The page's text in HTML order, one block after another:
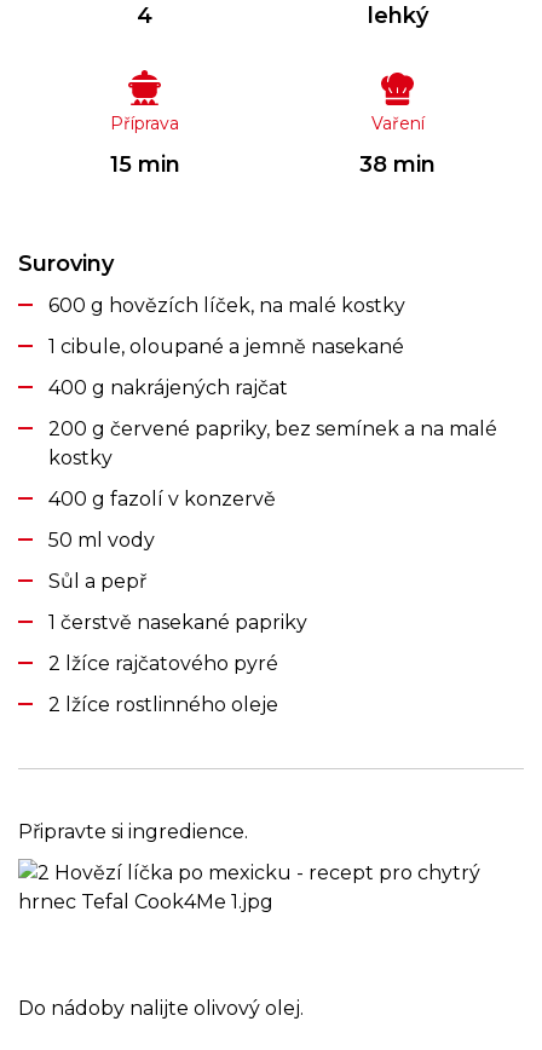
4 lehký
Příprava
15 min
Vaření
38 min
Suroviny
600 g hovězích líček, na malé kostky
1 cibule, oloupané a jemně nasekané
400 g nakrájených rajčat
200 g červené papriky, bez semínek a na malé
kostky
400 g fazolí v konzervě
50 ml vody
Sůl a pepř
1 čerstvě nasekané papriky
2 lžíce rajčatového pyré
2 lžíce rostlinného oleje
Připravte si ingredience.
Do nádoby nalijte olivový olej.